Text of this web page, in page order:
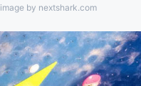
image by nextshark.com